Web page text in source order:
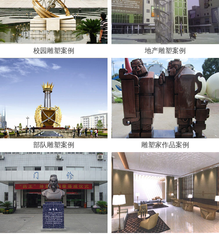
校园雕塑案例
部队雕塑案例
地产雕塑案例
雕塑家作品案例